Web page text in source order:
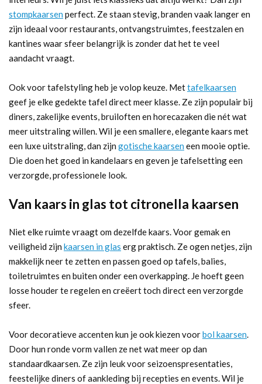
stompkaarsen perfect. Ze staan stevig, branden vaak langer en
zijn ideaal voor restaurants, ontvangstruimtes, feestzalen en
kantines waar sfeer belangrijk is zonder dat het te veel
aandacht vraagt.
Ook voor tafelstyling heb je volop keuze. Mettafelkaarsen
geef je elke gedekte tafel direct meer klasse. Ze zijn populair bij
diners, zakelijke events, bruiloften en horecazaken die nét wat
meer uitstraling willen. Wil je een smallere, elegante kaars met
een luxe uitstraling, dan zijn gotische kaarsen een mooie optie.
Die doen het goed in kandelaars en geven je tafelsetting een
verzorgde, professionele look.
Van kaars in glas tot citronella kaarsen
Niet elke ruimte vraagt om dezelfde kaars. Voor gemak en
veiligheid zijn kaarsen in glas erg praktisch. Ze ogen netjes, zijn
makkelijk neer te zetten en passen goed op tafels, balies,
toiletruimtes en buiten onder een overkapping. Je hoeft geen
losse houder te regelen en creëert toch direct een verzorgde
sfeer.
Voor decoratieve accenten kun je ook kiezen voorbol kaarsen.
Door hun ronde vorm vallen ze net wat meer op dan
standaardkaarsen. Ze zijn leuk voor seizoenspresentaties,
feestelijke diners of aankleding bij recepties en events. Wil je